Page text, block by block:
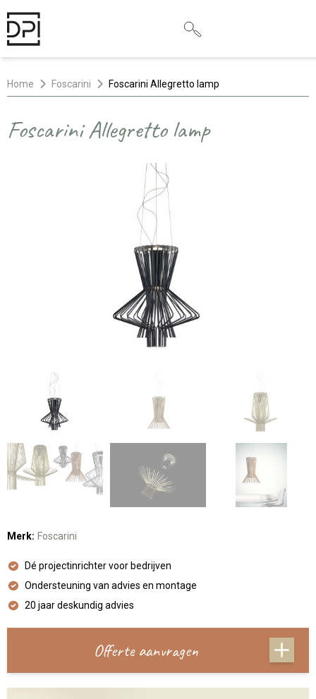
Home Foscarini Foscarini Allegretto lamp
Foscarini Allegretto lamp
Merk: Foscarini
Dé projectinrichter voor bedrijven
Ondersteuning van advies en montage
20 jaar deskundig advies
Offerte aanvragen